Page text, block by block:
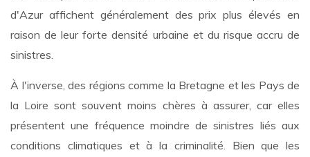
d'Azur affichent généralement des prix plus élevés en
raison de leur forte densité urbaine et du risque accru de
sinistres.
À l'inverse, des régions comme la Bretagne et les Pays de
la Loire sont souvent moins chères à assurer, car elles
présentent une fréquence moindre de sinistres liés aux
conditions climatiques et à la criminalité. Bien que les